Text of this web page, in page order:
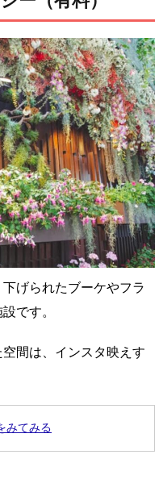
げられたブーケやフラ
です。
間は、インスタ映えす
みてみる